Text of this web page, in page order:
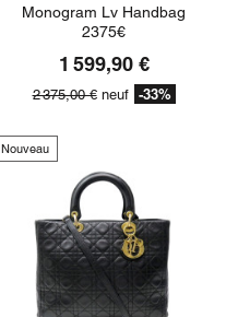
Monogram Lv Handbag
2375€
1 599,90 €
2 375,00 €neuf -33%
Nouveau